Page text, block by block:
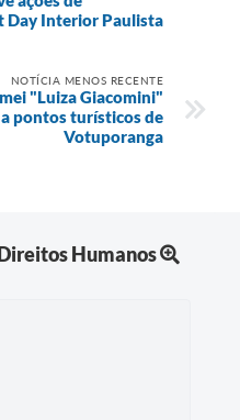
Day Interior Paulista
NOTÍCIA MENOS RECENTE
"Luiza Giacomini"
pontos turísticos de
Votuporanga
Humanos